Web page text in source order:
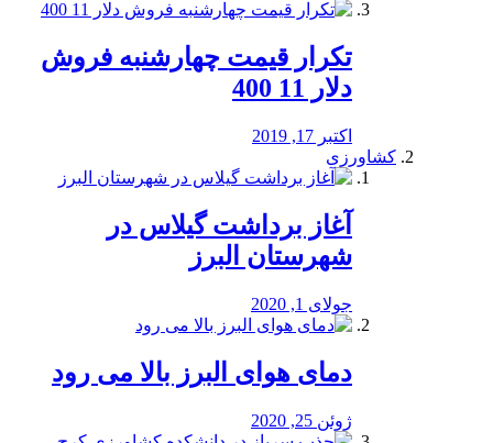
تکرار قیمت چهارشنبه فروش
دلار 11 400
اکتبر 17, 2019
کشاورزی
آغاز برداشت گیلاس در
شهرستان البرز
جولای 1, 2020
دمای هوای البرز بالا می رود
ژوئن 25, 2020